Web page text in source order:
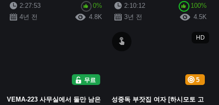
이름), 업무 틈틈이 짧은 시간 AV
데뷔 본성은 성욕이 너무 강해 섹
2:27:53
0%
4년 전
4.8K
2:10:12
100%
3년 전
4.5K
무료
VEMA-223 사무실에서 둘만 남은
5
HD
성중독 부잣집 여자 [하시모토 고